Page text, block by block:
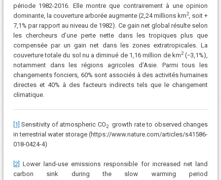
période 1982-2016. Elle montre que contrairement à une opinion
dominante, la couverture arborée augmente (2,24 millions km2, soit +
7,1% par rapport au niveau de 1982). Ce gain net global résulte selon
les chercheurs d’une perte nette dans les tropiques plus que
compensée par un gain net dans les zones extratropicales. La
couverture totale du sol nu a diminué de 1,16 million de km2(−3,1%),
notamment dans les régions agricoles d’Asie. Parmi tous les
changements fonciers, 60% sont associés à des activités humaines
directes et 40% à des facteurs indirects tels que le changement
climatique.
[1] Sensitivity of atmospheric CO2growth rate to observed changes
in terrestrial water storage (https://www.nature.com/articles/s41586-
018-0424-4)
[2]
Lower land-use emissions responsible for increased net land
carbon sink during the slow warming period